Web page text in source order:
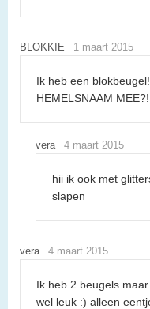
BLOKKIE 1 maart 2015
Ik heb een
HEMELSNAAM MEE?!
vera 4 maart 2015
hii ik ook met
slapen
vera 4 maart 2015
Ik heb 2 beugels
wel leuk :) alleen